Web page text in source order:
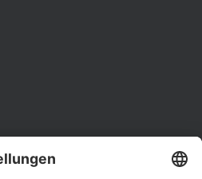
vorbehalten. Dock Financial